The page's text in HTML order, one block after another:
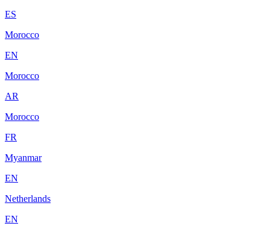
ES
Morocco
EN
Morocco
AR
Morocco
FR
Myanmar
EN
Netherlands
EN